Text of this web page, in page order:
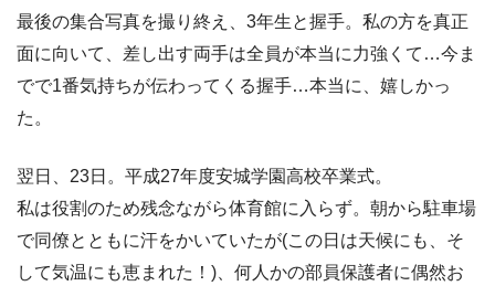
最後の集合写真を撮り終え、3年生と握手。私の方を真正
面に向いて、差し出す両手は全員が本当に力強くて…今ま
でで1番気持ちが伝わってくる握手…本当に、嬉しかっ
た。
翌日、23日。平成27年度安城学園高校卒業式。
私は役割のため残念ながら体育館に入らず。朝から駐車場
で同僚とともに汗をかいていたが(この日は天候にも、そ
して気温にも恵まれた！)、何人かの部員保護者に偶然お